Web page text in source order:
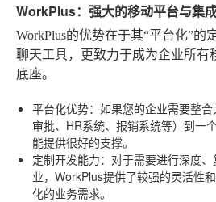
WorkPlus：强大的移动平台与集
WorkPlus的优势在于其“平台化”的
聊天工具，更致力于成为企业所有
底座。
平台化优势：如果您的企业需要整
审批、HR系统、报销系统等）到一
能提供很好的支撑。
定制开发能力：对于需要进行深度
业，WorkPlus提供了较强的灵活性
化的业务需求。